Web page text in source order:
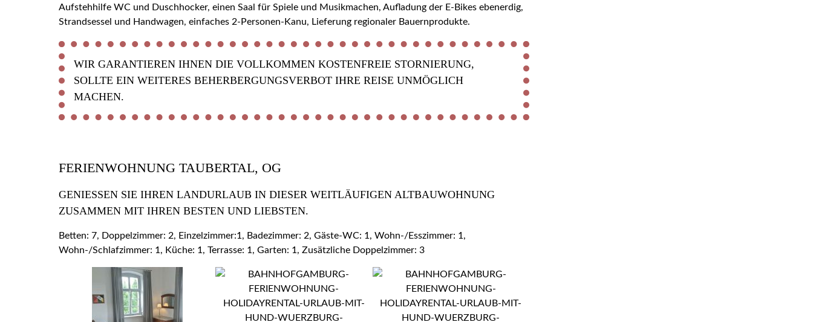
Aufstehhilfe WC und Duschhocker, einen Saal für Spiele und Musikmachen, Aufladung der E-Bikes ebenerdig,
Strandsessel und Handwagen, einfaches 2-Personen-Kanu, Lieferung regionaler Bauernprodukte.
WIR GARANTIEREN IHNEN DIE VOLLKOMMEN KOSTENFREIE STORNIERUNG,
SOLLTE EIN WEITERES BEHERBERGUNGSVERBOT IHRE REISE UNMÖGLICH
MACHEN.
FERIENWOHNUNG TAUBERTAL, OG
GENIESSEN SIE IHREN LANDURLAUB IN DIESER WEITLÄUFIGEN ALTBAUWOHNUNG Z
USAMMEN MIT IHREN BESTEN UND LIEBSTEN.
Betten: 7, Doppelzimmer: 2, Einzelzimmer:1, Badezimmer: 2, Gäste-WC: 1, Wohn-/Esszimmer: 1,
Wohn-/Schlafzimmer: 1, Küche: 1, Terrasse: 1, Garten: 1, Zusätzliche Doppelzimmer: 3